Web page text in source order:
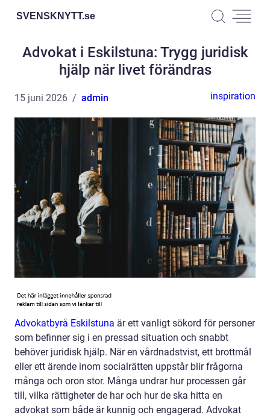
SVENSKNYTT.se
Advokat i Eskilstuna: Trygg juridisk
hjälp när livet förändras
15 juni 2026 admin inspiration
Advokatbyrå Eskilstuna är ett vanligt sökord för personer
som befinner sig i en pressad situation och snabbt
behöver juridisk hjälp. När en vårdnadstvist, ett brottmål
eller ett ärende inom socialrätten uppstår blir frågorna
många och oron stor. Många undrar hur processen går
till, vilka rättigheter de har och hur de ska hitta en
advokat som både är kunnig och engagerad. Advokat